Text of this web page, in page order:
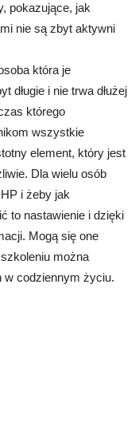
pokazujące, jak
nie są zbyt aktywni
która je
długie i nie trwa dłużej
którego
wszystkie
element, który jest
Dla wielu osób
i żeby jak
to nastawienie i dzięki
Mogą się one
można
codziennym życiu.